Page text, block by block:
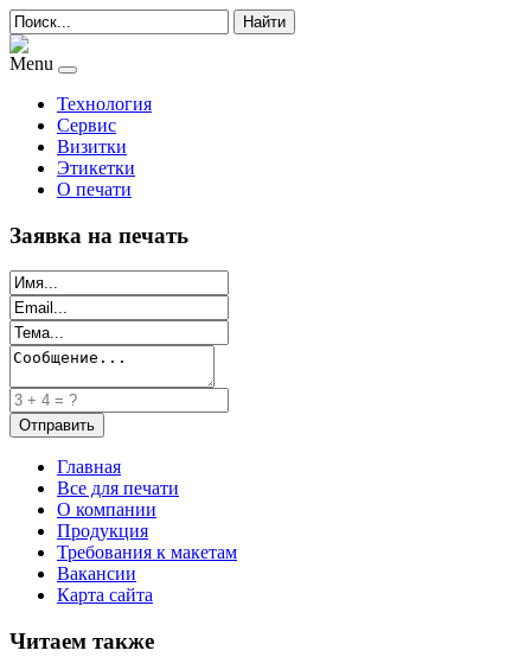
Найти
Menu
Технология
Сервис
Визитки
Этикетки
О печати
Заявка на печать
Главная
Все для печати
О компании
Продукция
Требования к макетам
Вакансии
Карта сайта
Читаем также